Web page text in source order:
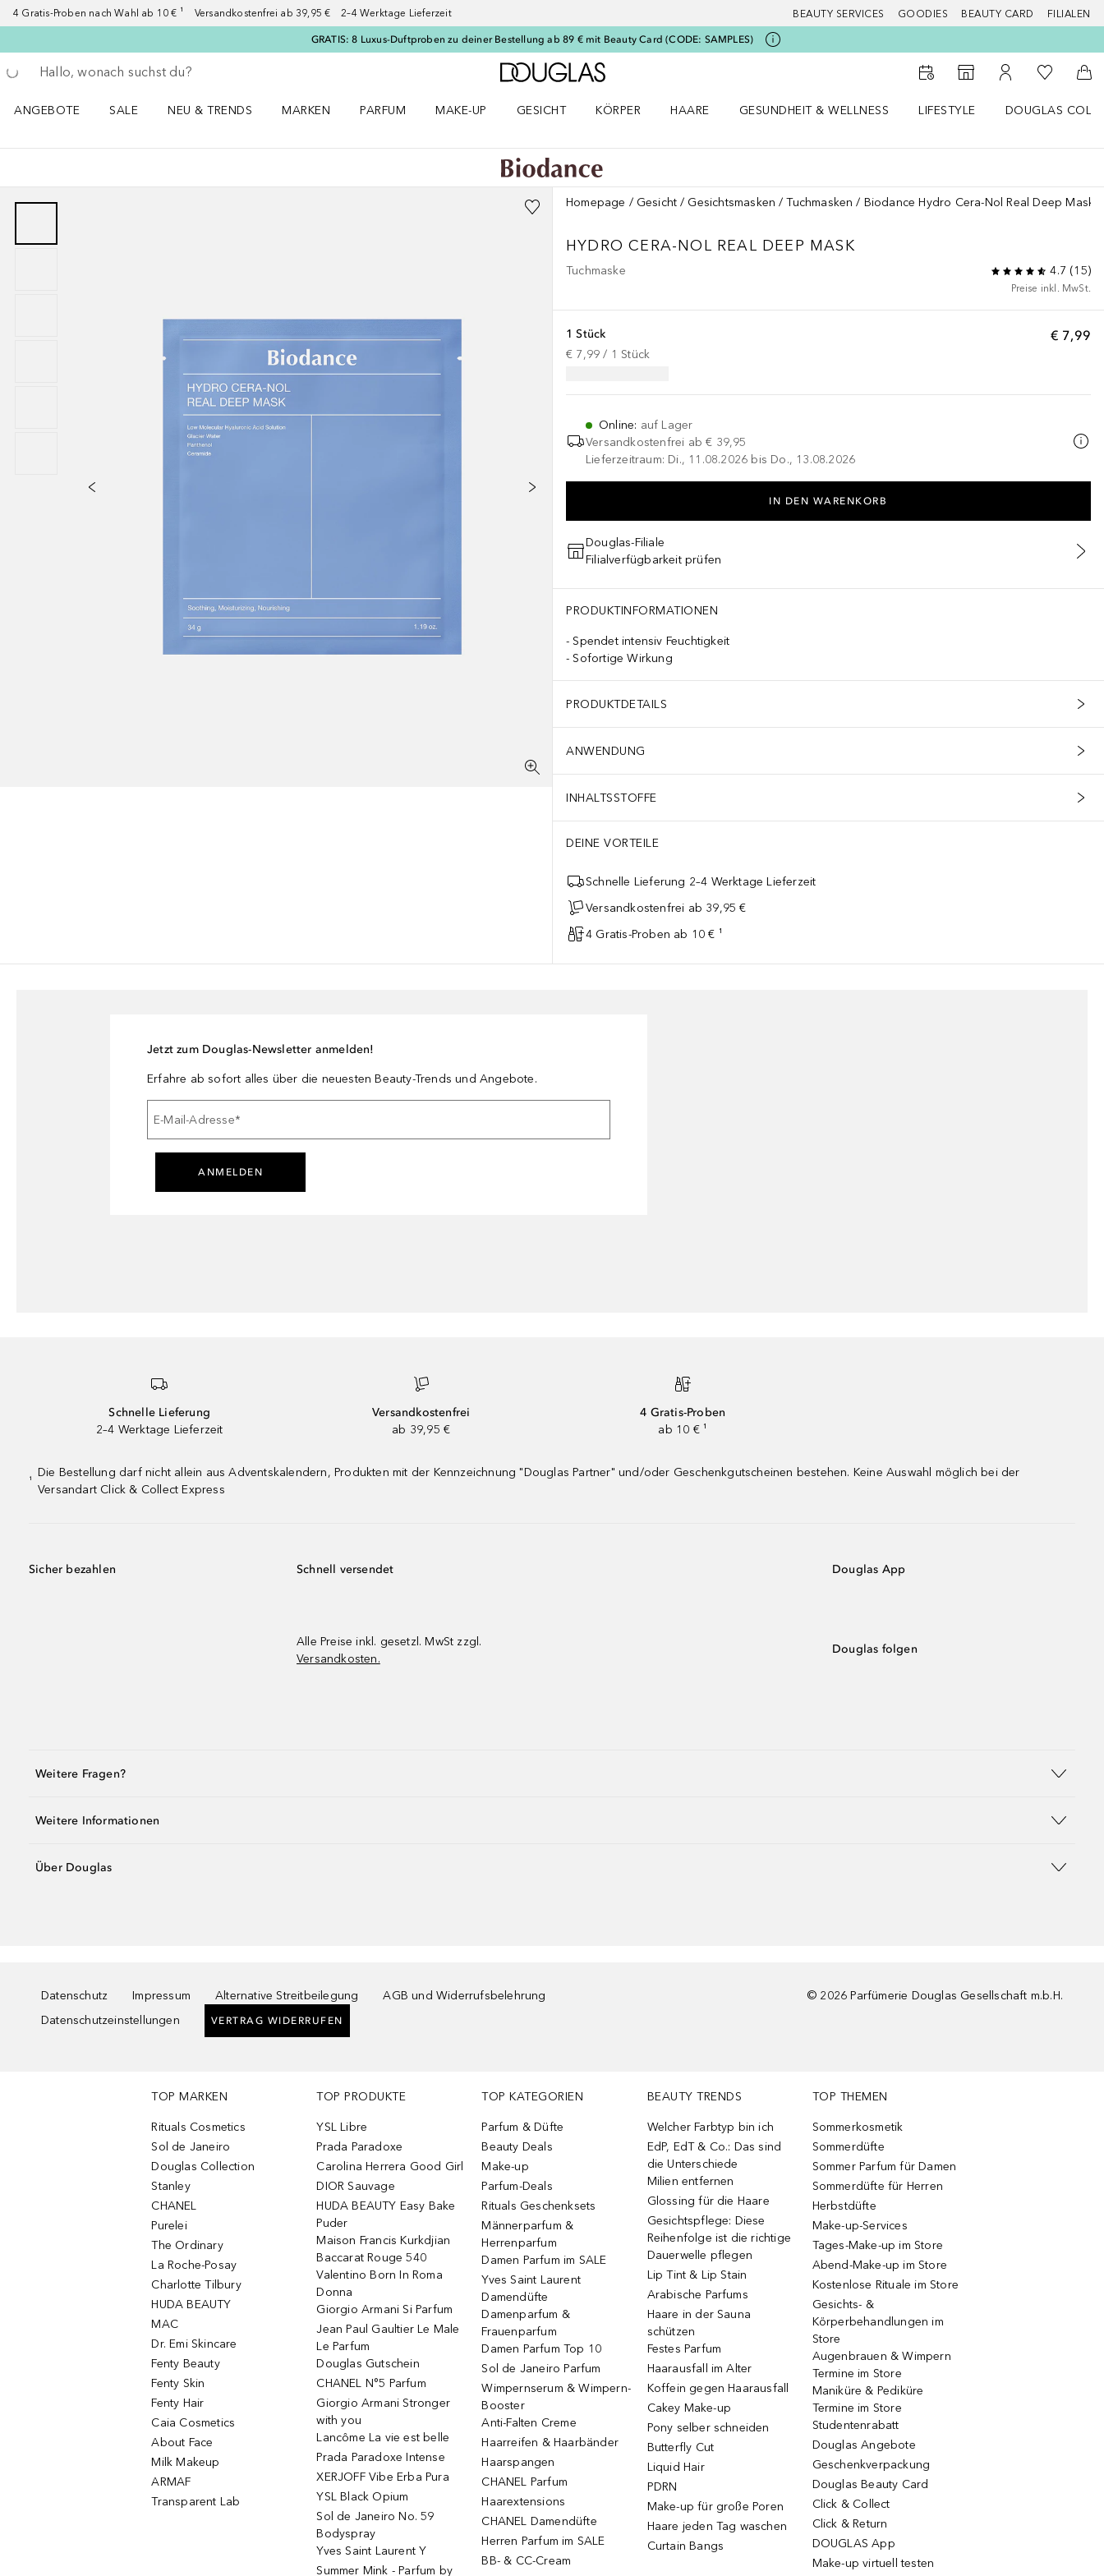
4 Gratis-Proben nach Wahl ab 10 € ¹ Versandkostenfrei ab 39,95 € 2–4 Werktage Lieferzeit BEAUTY SERVICES GOODIES BEAUTY CARD FILIALEN
GRATIS: 8 Luxus-Duftproben zu deiner Bestellung ab 89 € mit Beauty Card (CODE: SAMPLES)
Gehe zurück
Suche ausführen
Zur Douglas Startseite
Zum Storefinder
Zu Meinem
Zu Meiner
ANGEBOTE
SALE
NEU & TRENDS
MARKEN
PARFUM
MAKE-UP
GESICHT
KÖRPER
HAARE
GESUNDHEIT & WELLNESS
LIFESTYLE
DOUGLAS
Homepage Gesicht Gesichtsmasken Tuchmasken Biodance Hydro Cera-Nol Real Deep Mask
HYDRO CERA-NOL REAL DEEP MASK
Tuchmaske 4.7 (15)
Preise inkl. MwSt.
€ 7,99
1 Stück
€ 7,99 / 1 Stück
Online: auf Lager
Versandkostenfrei ab € 39,95
Lieferzeitraum: Di., 11.08.2026 bis Do., 13.08.2026
IN DEN WARENKORB
Douglas-Filiale
Filialverfügbarkeit prüfen
PRODUKTINFORMATIONEN
Spendet intensiv Feuchtigkeit
Sofortige Wirkung
PRODUKTDETAILS
ANWENDUNG
INHALTSSTOFFE
DEINE VORTEILE
Schnelle Lieferung 2–4 Werktage Lieferzeit
Versandkostenfrei ab 39,95 €
4 Gratis-Proben ab 10 € ¹
Jetzt zum Douglas-Newsletter anmelden!
Erfahre ab sofort alles über die neuesten Beauty-Trends und Angebote.
E-Mail-Adresse*
ANMELDEN
Schnelle Lieferung
2–4 Werktage Lieferzeit
Versandkostenfrei
ab 39,95 €
4 Gratis-Proben
ab 10 € ¹
¹
Die Bestellung darf nicht allein aus Adventskalendern, Produkten mit der Kennzeichnung "Douglas Partner" und/oder Geschenkgutscheinen bestehen. Keine Auswahl möglich bei der
Versandart Click & Collect Express
Sicher bezahlen Schnell versendet
Alle Preise inkl. gesetzl. MwSt zzgl.
Versandkosten.
Douglas App
Douglas folgen
Weitere Fragen?
Weitere Informationen
Über Douglas
Datenschutz Impressum Alternative Streitbeilegung
AGB und Widerrufsbelehrung
Datenschutzeinstellungen
VERTRAG WIDERRUFEN
© 2026 Parfümerie Douglas Gesellschaft m.b.H.
TOP MARKEN
Rituals Cosmetics
Sol de Janeiro
Douglas Collection
Stanley
CHANEL
Purelei
The Ordinary
La Roche-Posay
Charlotte Tilbury
HUDA BEAUTY
MAC
Dr. Emi Skincare
Fenty Beauty
Fenty Skin
Fenty Hair
Caia Cosmetics
About Face
Milk Makeup
ARMAF
Transparent Lab
TOP PRODUKTE
YSL Libre
Prada Paradoxe
Carolina Herrera Good Girl
DIOR Sauvage
HUDA BEAUTY Easy Bake
Puder
Maison Francis Kurkdjian
Baccarat Rouge 540
Valentino Born In Roma
Donna
Giorgio Armani Si Parfum
Jean Paul Gaultier Le Male
Le Parfum
Douglas Gutschein
CHANEL N°5 Parfum
Giorgio Armani Stronger
with you
Lancôme La vie est belle
Prada Paradoxe Intense
XERJOFF Vibe Erba Pura
YSL Black Opium
Sol de Janeiro No. 59
Bodyspray
Yves Saint Laurent Y
Summer Mink - Parfum by
TOP KATEGORIEN
Parfum & Düfte
Beauty Deals
Make-up
Parfum-Deals
Rituals Geschenksets
Männerparfum &
Herrenparfum
Damen Parfum im SALE
Yves Saint Laurent
Damendüfte
Damenparfum &
Frauenparfum
Damen Parfum Top 10
Sol de Janeiro Parfum
Wimpernserum & Wimpern-
Booster
Anti-Falten Creme
Haarreifen & Haarbänder
Haarspangen
CHANEL Parfum
Haarextensions
CHANEL Damendüfte
Herren Parfum im SALE
BB- & CC-Cream
BEAUTY TRENDS
Welcher Farbtyp bin ich
EdP, EdT & Co.: Das sind
die Unterschiede
Milien entfernen
Glossing für die Haare
Gesichtspflege: Diese
Reihenfolge ist die richtige
Dauerwelle pflegen
Lip Tint & Lip Stain
Arabische Parfums
Haare in der Sauna
schützen
Festes Parfum
Haarausfall im Alter
Koffein gegen Haarausfall
Cakey Make-up
Pony selber schneiden
Butterfly Cut
Liquid Hair
PDRN
Make-up für große Poren
Haare jeden Tag waschen
Curtain Bangs
TOP THEMEN
Sommerkosmetik
Sommerdüfte
Sommer Parfum für Damen
Sommerdüfte für Herren
Herbstdüfte
Make-up-Services
Tages-Make-up im Store
Abend-Make-up im Store
Kostenlose Rituale im Store
Gesichts- &
Körperbehandlungen im
Store
Augenbrauen & Wimpern
Termine im Store
Maniküre & Pediküre
Termine im Store
Studentenrabatt
Douglas Angebote
Geschenkverpackung
Douglas Beauty Card
Click & Collect
Click & Return
DOUGLAS App
Make-up virtuell testen